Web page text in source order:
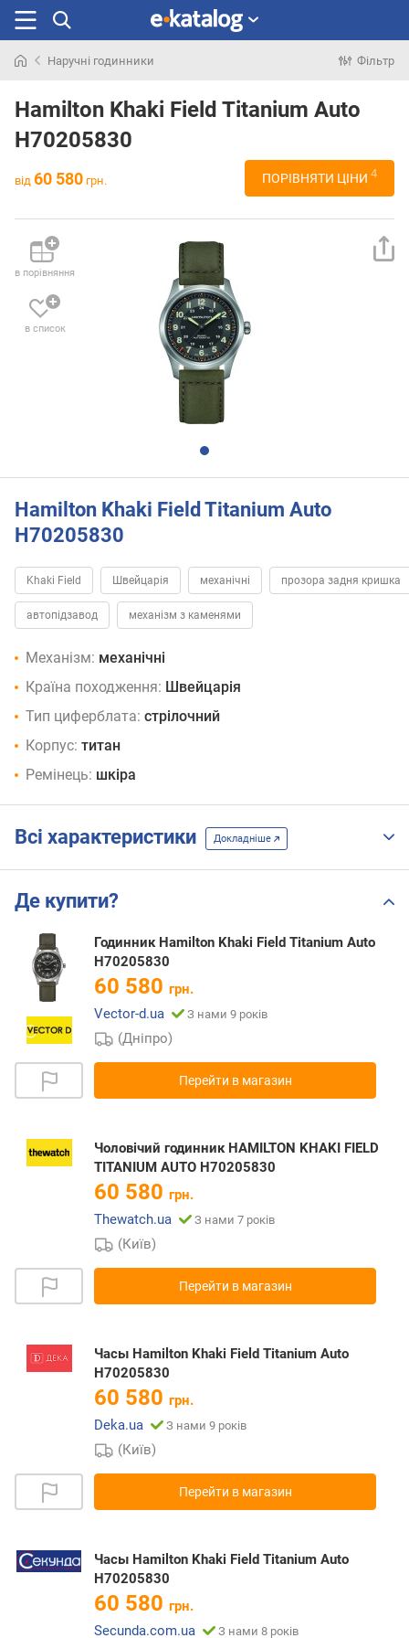
раніше
Наручні годинники Фільтр
Hamilton Khaki Field Titanium Auto
H70205830
від 60 580 грн. ПОРІВНЯТИ ЦІНИ 4
в порівняння
в список
Hamilton Khaki Field Titanium Auto
H70205830
Khaki Field Швейцарія механічні прозора задня кришка
автопідзавод механізм з каменями
Механізм: механічні
Країна походження: Швейцарія
Тип циферблата: стрілочний
Корпус: титан
Ремінець: шкіра
Всі характеристики Докладніше
Де купити?
Годинник Hamilton Khaki Field Titanium Auto
H70205830
60 580 грн.
Vector-d.ua
З нами 9 років
(Дніпро)
Перейти в магазин
Чоловічий годинник HAMILTON KHAKI FIELD
TITANIUM AUTO H70205830
60 580 грн.
Thewatch.ua
З нами 7 років
(Київ)
Перейти в магазин
Часы Hamilton Khaki Field Titanium Auto
H70205830
60 580 грн.
Deka.ua
З нами 9 років
(Київ)
Перейти в магазин
Часы Hamilton Khaki Field Titanium Auto
H70205830
60 580 грн.
Secunda.com.ua
З нами 8 років